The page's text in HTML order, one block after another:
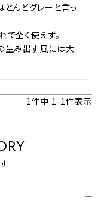
んどグレーと言っ
全く使えず。
生み出す風には大
1件中 1-1件表示